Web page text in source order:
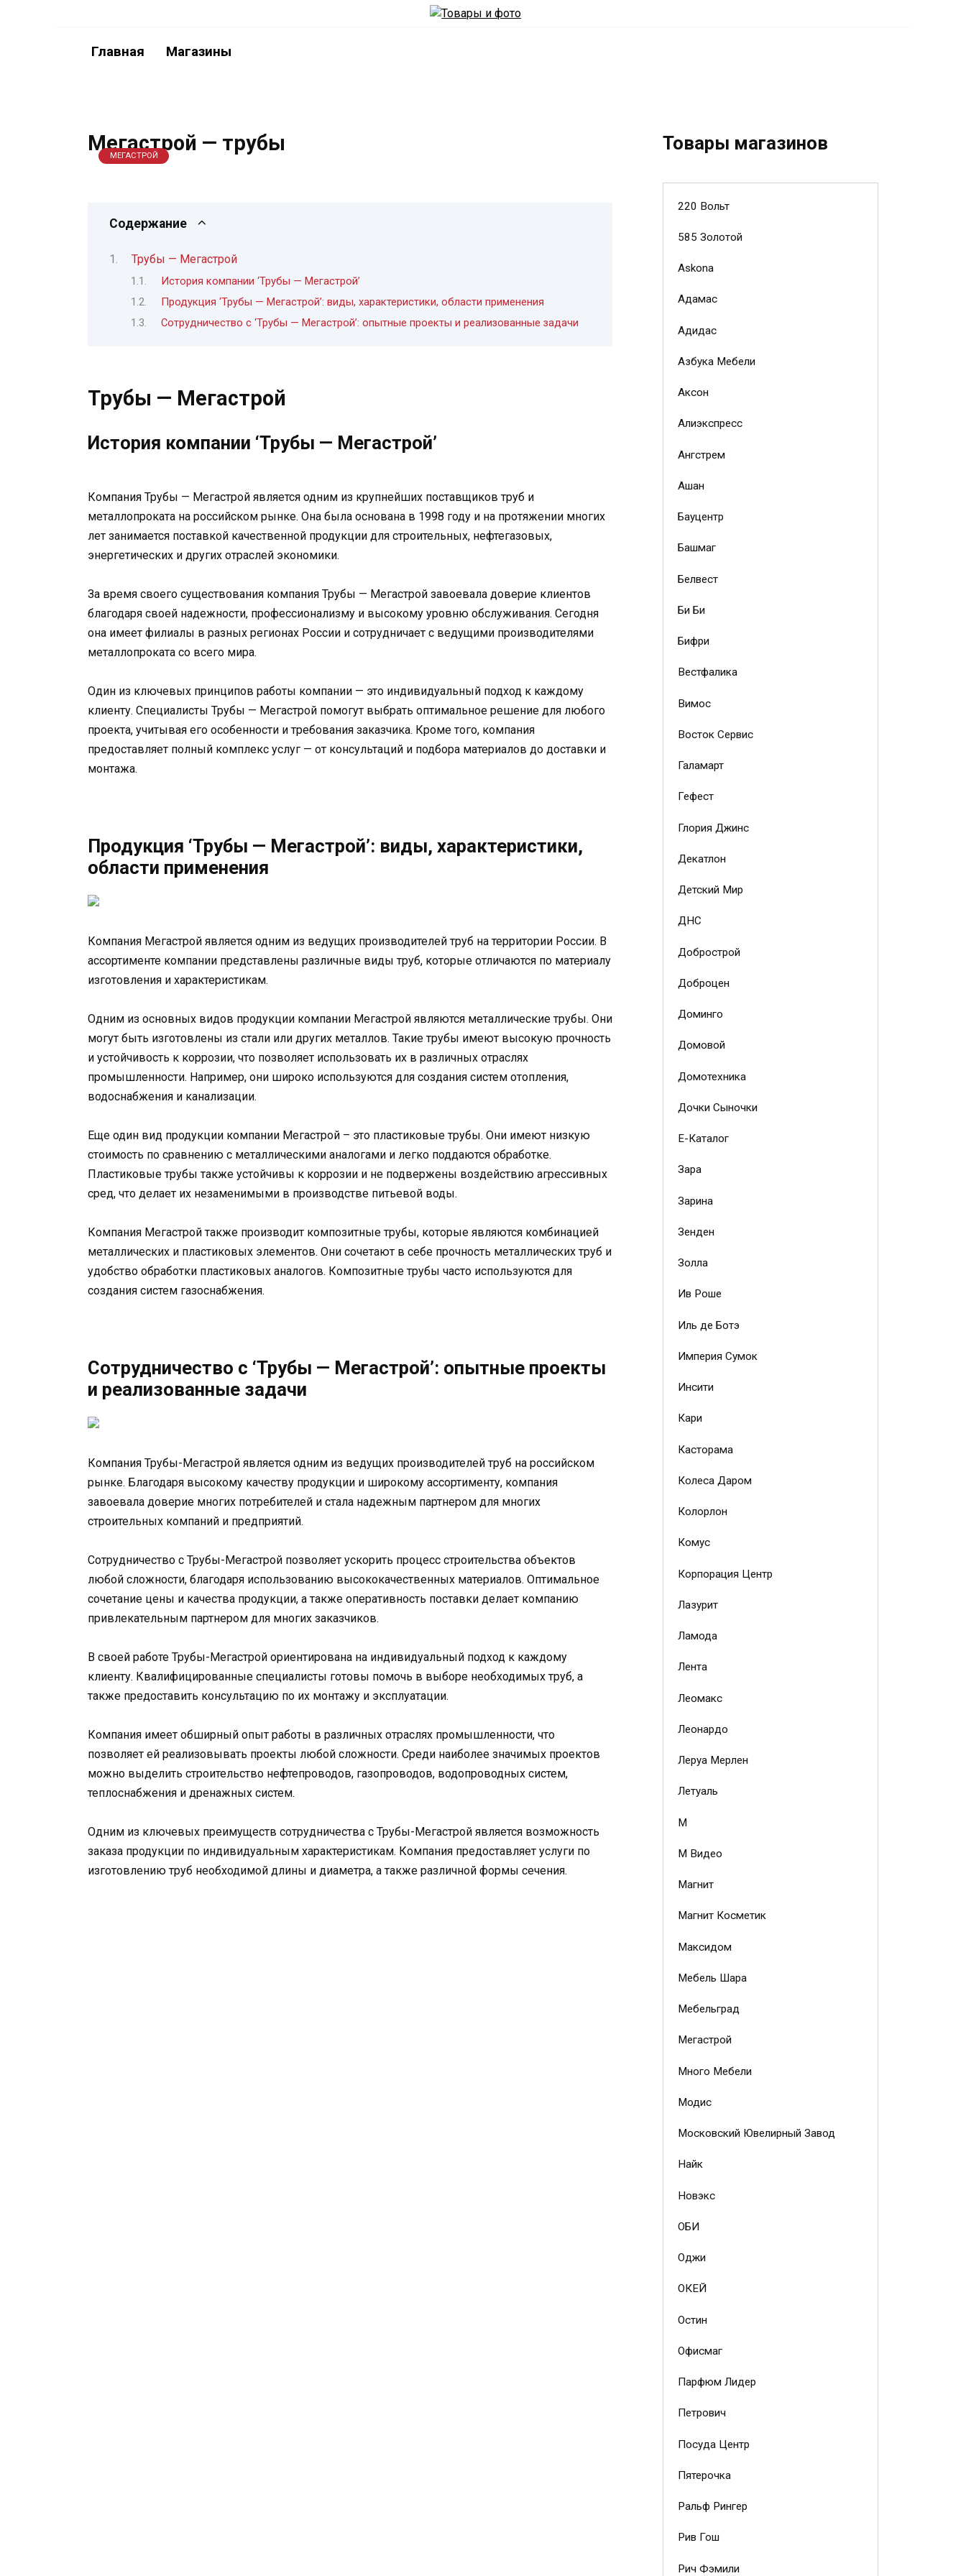
Главная Магазины
Мегастрой — трубы
МЕГАСТРОЙ
Содержание
Трубы — Мегастрой
История компании ‘Трубы — Мегастрой’
Продукция ‘Трубы — Мегастрой’: виды, характеристики, области применения
Сотрудничество с ‘Трубы — Мегастрой’: опытные проекты и реализованные задачи
Трубы — Мегастрой
История компании ‘Трубы — Мегастрой’
Компания Трубы — Мегастрой является одним из крупнейших поставщиков труб и
металлопроката на российском рынке. Она была основана в 1998 году и на протяжении многих
лет занимается поставкой качественной продукции для строительных, нефтегазовых,
энергетических и других отраслей экономики.
За время своего существования компания Трубы — Мегастрой завоевала доверие клиентов
благодаря своей надежности, профессионализму и высокому уровню обслуживания. Сегодня
она имеет филиалы в разных регионах России и сотрудничает с ведущими производителями
металлопроката со всего мира.
Один из ключевых принципов работы компании — это индивидуальный подход к каждому
клиенту. Специалисты Трубы — Мегастрой помогут выбрать оптимальное решение для любого
проекта, учитывая его особенности и требования заказчика. Кроме того, компания
предоставляет полный комплекс услуг — от консультаций и подбора материалов до доставки и
монтажа.
Продукция ‘Трубы — Мегастрой’: виды, характеристики,
области применения
Компания Мегастрой является одним из ведущих производителей труб на территории России. В
ассортименте компании представлены различные виды труб, которые отличаются по материалу
изготовления и характеристикам.
Одним из основных видов продукции компании Мегастрой являются металлические трубы. Они
могут быть изготовлены из стали или других металлов. Такие трубы имеют высокую прочность
и устойчивость к коррозии, что позволяет использовать их в различных отраслях
промышленности. Например, они широко используются для создания систем отопления,
водоснабжения и канализации.
Еще один вид продукции компании Мегастрой – это пластиковые трубы. Они имеют низкую
стоимость по сравнению с металлическими аналогами и легко поддаются обработке.
Пластиковые трубы также устойчивы к коррозии и не подвержены воздействию агрессивных
сред, что делает их незаменимыми в производстве питьевой воды.
Компания Мегастрой также производит композитные трубы, которые являются комбинацией
металлических и пластиковых элементов. Они сочетают в себе прочность металлических труб и
удобство обработки пластиковых аналогов. Композитные трубы часто используются для
создания систем газоснабжения.
Сотрудничество с ‘Трубы — Мегастрой’: опытные проекты
и реализованные задачи
Компания Трубы-Мегастрой является одним из ведущих производителей труб на российском
рынке. Благодаря высокому качеству продукции и широкому ассортименту, компания
завоевала доверие многих потребителей и стала надежным партнером для многих
строительных компаний и предприятий.
Сотрудничество с Трубы-Мегастрой позволяет ускорить процесс строительства объектов
любой сложности, благодаря использованию высококачественных материалов. Оптимальное
сочетание цены и качества продукции, а также оперативность поставки делает компанию
привлекательным партнером для многих заказчиков.
В своей работе Трубы-Мегастрой ориентирована на индивидуальный подход к каждому
клиенту. Квалифицированные специалисты готовы помочь в выборе необходимых труб, а
также предоставить консультацию по их монтажу и эксплуатации.
Компания имеет обширный опыт работы в различных отраслях промышленности, что
позволяет ей реализовывать проекты любой сложности. Среди наиболее значимых проектов
можно выделить строительство нефтепроводов, газопроводов, водопроводных систем,
теплоснабжения и дренажных систем.
Одним из ключевых преимуществ сотрудничества с Трубы-Мегастрой является возможность
заказа продукции по индивидуальным характеристикам. Компания предоставляет услуги по
изготовлению труб необходимой длины и диаметра, а также различной формы сечения.
Товары магазинов
220 Вольт
585 Золотой
Askona
Адамас
Адидас
Азбука Мебели
Аксон
Алиэкспресс
Ангстрем
Ашан
Бауцентр
Башмаг
Белвест
Би Би
Бифри
Вестфалика
Вимос
Восток Сервис
Галамарт
Гефест
Глория Джинс
Декатлон
Детский Мир
ДНС
Добрострой
Доброцен
Доминго
Домовой
Домотехника
Дочки Сыночки
Е-Каталог
Зара
Зарина
Зенден
Золла
Ив Роше
Иль де Ботэ
Империя Сумок
Инсити
Кари
Касторама
Колеса Даром
Колорлон
Комус
Корпорация Центр
Лазурит
Ламода
Лента
Леомакс
Леонардо
Леруа Мерлен
Летуаль
М
М Видео
Магнит
Магнит Косметик
Максидом
Мебель Шара
Мебельград
Мегастрой
Много Мебели
Модис
Московский Ювелирный Завод
Найк
Новэкс
ОБИ
Оджи
ОКЕЙ
Остин
Офисмаг
Парфюм Лидер
Петрович
Посуда Центр
Пятерочка
Ральф Рингер
Рив Гош
Рич Фэмили